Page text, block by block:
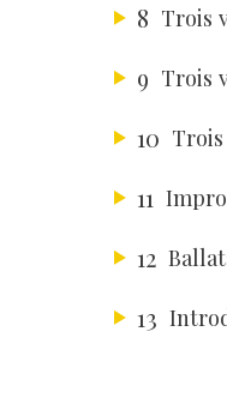
8 Trois
9 Trois
10 Trois
11
12
13